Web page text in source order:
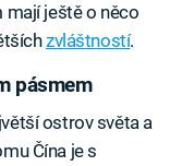
mají ještě o něco
zvláštností.
pásmem
ostrov světa a
Čína je s